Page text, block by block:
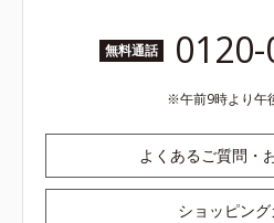
無料通話
午前9時より午
よくあるご質問・
ショッピング